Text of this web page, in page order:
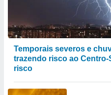
Temporais severos e
trazendo risco ao
risco